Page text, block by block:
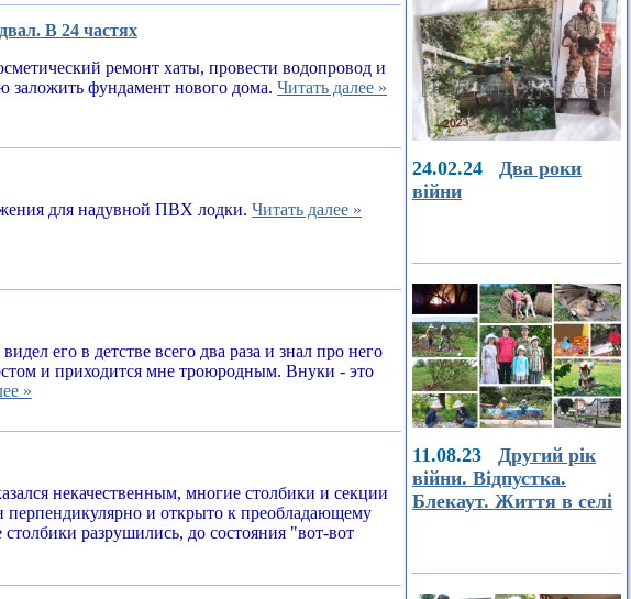
В 24 частях
ремонт хаты, провести водопровод и
заложить фундамент нового дома. Читать далее »
для надувной ПВХ лодки. Читать далее »
его в детстве всего два раза и знал про него
и приходится мне троюродным. Внуки - это
»
некачественным, многие столбики и секции
перпендикулярно и открыто к преобладающему
разрушились, до состояния "вот-вот
24.02.24 Два роки
війни
11.08.23 Другий рік
війни. Відпустка.
Блекаут. Життя в селі